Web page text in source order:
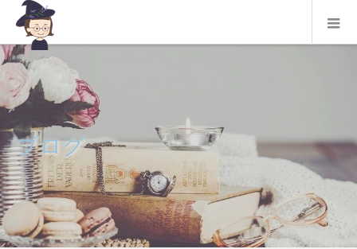
ブログ